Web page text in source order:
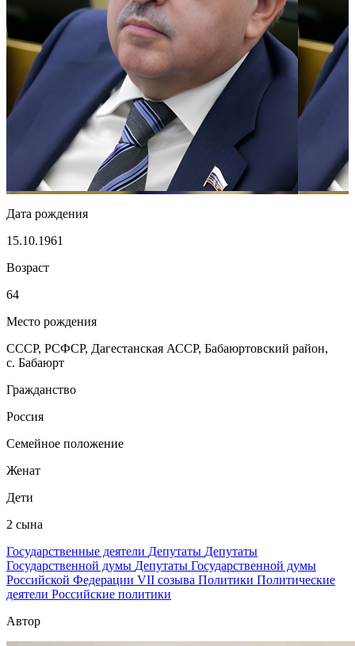
Дата рождения
15.10.1961
Возраст
64
Место рождения
СССР, РСФСР, Дагестанская АССР, Бабаюртовский район,
с. Бабаюрт
Гражданство
Россия
Семейное положение
Женат
Дети
2 сына
Государственные деятели Депутаты Депутаты
Государственной думы Депутаты Государственной думы
Российской Федерации VII созыва Политики Политические
деятели Российские политики
Автор